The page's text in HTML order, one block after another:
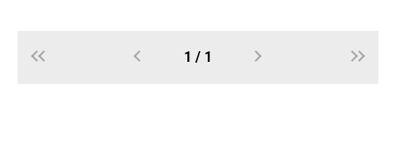
1 / 1